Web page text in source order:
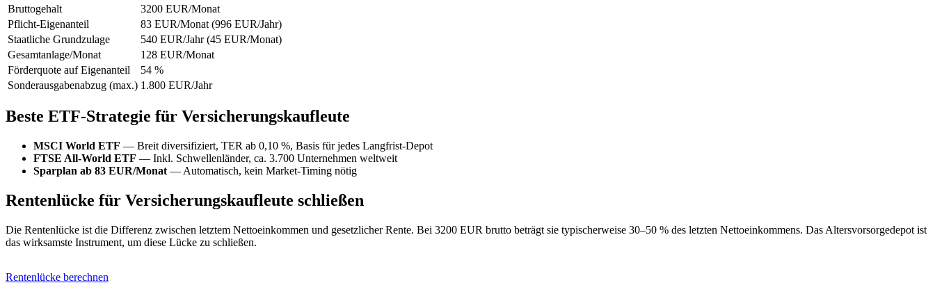
Bruttogehalt
3200 EUR/Monat
Pflicht-Eigenanteil
83 EUR/Monat (996 EUR/Jahr)
Staatliche Grundzulage
540 EUR/Jahr (45 EUR/Monat)
Gesamtanlage/Monat
128 EUR/Monat
Förderquote auf Eigenanteil
54 %
Sonderausgabenabzug (max.) 1.800 EUR/Jahr
Beste ETF-Strategie für Versicherungskaufleute
MSCI World ETF — Breit diversifiziert, TER ab 0,10 %, Basis für jedes Langfrist-Depot
FTSE All-World ETF — Inkl. Schwellenländer, ca. 3.700 Unternehmen weltweit
Sparplan ab 83 EUR/Monat — Automatisch, kein Market-Timing nötig
Rentenlücke für Versicherungskaufleute schließen
Die Rentenlücke ist die Differenz zwischen letztem Nettoeinkommen und gesetzlicher Rente. Bei 3200 EUR brutto beträgt sie typischerweise 30–50 % des letzten Nettoeinkommens. Das Altersvorsorgedepot ist
das wirksamste Instrument, um diese Lücke zu schließen.
Rentenlücke berechnen